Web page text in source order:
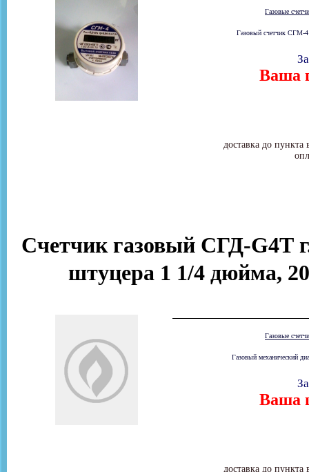
Газовые
Газовый счетчик СГМ-4
Ваша
доставка до
Счетчик газовый СГД-G4Т
штуцера 1 1/4 дюйма,
Газовые
Газовый механический
Ваша
доставка до